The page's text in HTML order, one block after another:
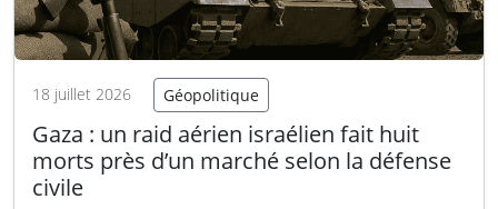
18 juillet 2026 Géopolitique
Gaza : un raid aérien israélien fait huit
morts près d’un marché selon la défense
civile